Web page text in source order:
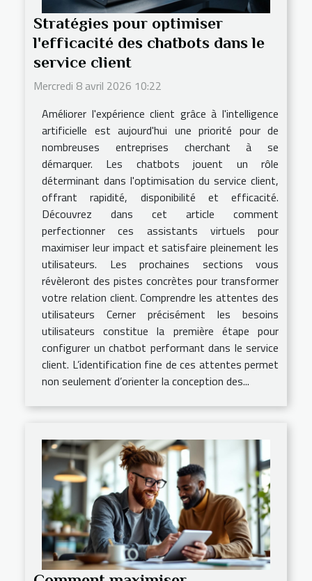
Stratégies pour optimiser
l'efficacité des chatbots dans le
service client
Mercredi 8 avril 2026 10:22
Améliorer l'expérience client grâce à l'intelligence
artificielle est aujourd'hui une priorité pour de
nombreuses entreprises cherchant à se
démarquer. Les chatbots jouent un rôle
déterminant dans l'optimisation du service client,
offrant rapidité, disponibilité et efficacité.
Découvrez dans cet article comment
perfectionner ces assistants virtuels pour
maximiser leur impact et satisfaire pleinement les
utilisateurs. Les prochaines sections vous
révèleront des pistes concrètes pour transformer
votre relation client. Comprendre les attentes des
utilisateurs Cerner précisément les besoins
utilisateurs constitue la première étape pour
configurer un chatbot performant dans le service
client. L’identification fine de ces attentes permet
non seulement d’orienter la conception des...